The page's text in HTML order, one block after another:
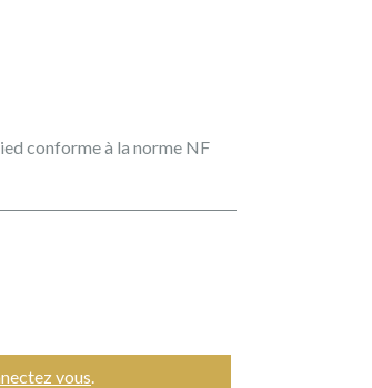
conforme à la norme NF
vous.